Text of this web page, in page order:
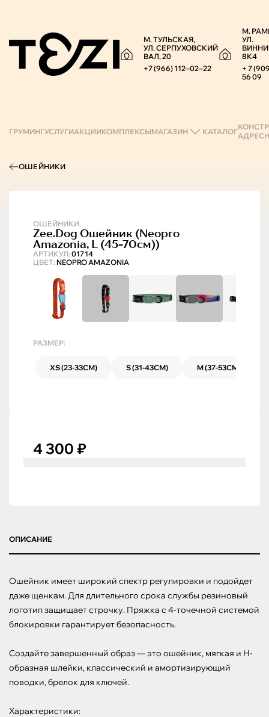
М. ТУЛЬСКАЯ,
УЛ. СЕРПУХОВСКИЙ
ВАЛ, 20
+7 (966) 112‒02‒22
М.
УЛ.
8К4
+ 7
56 09
ГРУМИНГУСЛУГИАКЦИИКОМПЛЕКСЫМАГАЗИН КАТАЛОГ
ОШЕЙНИКИ
ОШЕЙНИКИ
АРТИКУЛ: 01714
Zee.Dog Ошейник (neopro
Amazonia, L (45-70см))
ЦВЕТ: NEOPRO AMAZONIA
РАЗМЕР:
XS (23-33СМ) S (31-43СМ) M (37-53СМ)
4 300 ₽
ОПИСАНИЕ
Ошейник имеет широкий спектр регулировки и подойдет
даже щенкам. Для длительного срока службы резиновый
логотип защищает строчку. Пряжка с 4-точечной системой
блокировки гарантирует безопасность.
Создайте завершенный образ — это ошейник, мягкая и Н-
образная шлейки, классический и амортизирующий
поводки, брелок для ключей.
Характеристики: